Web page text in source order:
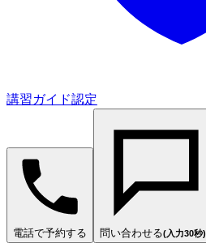
講習ガイド認定
電話で予約する 問い合わせる(入力30秒)